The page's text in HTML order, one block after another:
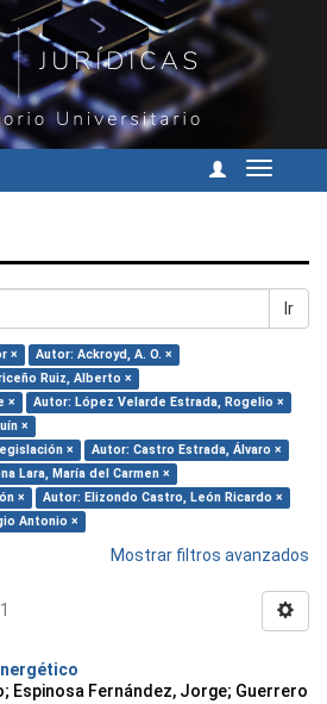
Cambiar
Ir
×
Autor: Ackroyd, A. O. ×
Ruiz, Alberto ×
×
Autor: López Velarde Estrada, Rogelio ×
×
×
Autor: Castro Estrada, Álvaro ×
Lara, María del Carmen ×
×
Autor: Elizondo Castro, León Ricardo ×
Antonio ×
Mostrar filtros avanzados
Espinosa Fernández, Jorge; Guerrero